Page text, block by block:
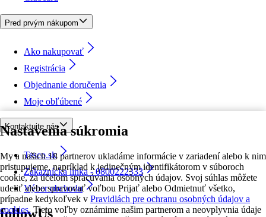
Nastavenia súkromia
My a našich 18 partnerov ukladáme informácie v zariadení alebo k nim
pristupujeme, napríklad k jedinečným identifikátorom v súboroch
cookie, za účelom spracúvania osobných údajov. Svoj súhlas môžete
udeliť alebo spravovať voľbou Prijať alebo Odmietnuť všetko,
prípadne kedykoľvek v Pravidlách pre ochranu osobných údajov a
cookies. Tieto voľby oznámime našim partnerom a neovplyvnia údaje
Pred prvým nákupom
Ako nakupovať
Registrácia
Objednanie doručenia
Moje obľúbené
Kontaktujte nás
Tesco.sk
Zákaznícka linka - 0800222333
Výber obchodu
followUs